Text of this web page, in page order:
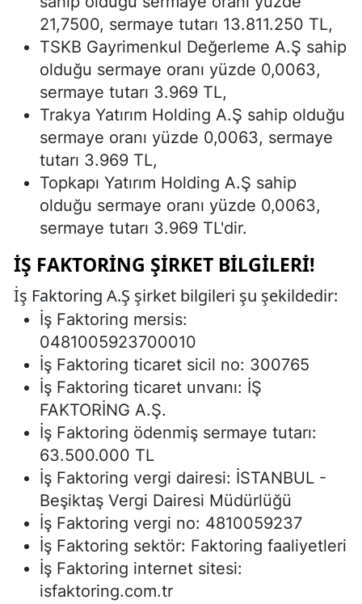
21,7500, sermaye tutarı 13.811.250 TL,
TSKB Gayrimenkul Değerleme A.Ş sahip
olduğu sermaye oranı yüzde 0,0063,
sermaye tutarı 3.969 TL,
Trakya Yatırım Holding A.Ş sahip olduğu
sermaye oranı yüzde 0,0063, sermaye
tutarı 3.969 TL,
Topkapı Yatırım Holding A.Ş sahip
olduğu sermaye oranı yüzde 0,0063,
sermaye tutarı 3.969 TL'dir.
İŞ FAKTORING ŞIRKET BILGILERI!
İş Faktoring A.Ş şirket bilgileri şu şekildedir:
İş Faktoring mersis:
0481005923700010
İş Faktoring ticaret sicil no: 300765
İş Faktoring ticaret unvanı: İŞ
FAKTORİNG A.Ş.
İş Faktoring ödenmiş sermaye tutarı:
63.500.000 TL
İş Faktoring vergi dairesi: İSTANBUL -
Beşiktaş Vergi Dairesi Müdürlüğü
İş Faktoring vergi no: 4810059237
İş Faktoring sektör: Faktoring faaliyetleri
İş Faktoring internet sitesi:
isfaktoring.com.tr